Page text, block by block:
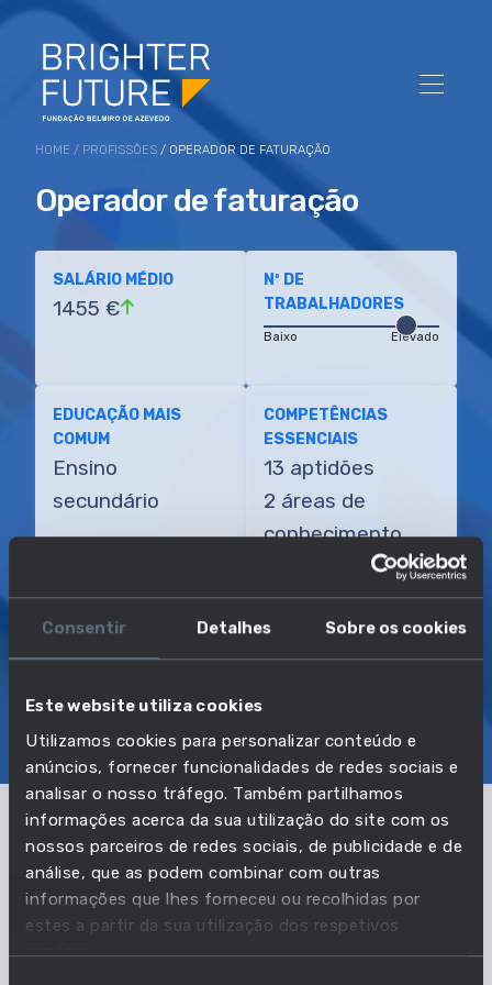
Consentir Detalhes Sobre os cookies
Este website utiliza cookies
Utilizamos cookies para personalizar conteúdo e
anúncios, fornecer funcionalidades de redes sociais e
analisar o nosso tráfego. Também partilhamos
informações acerca da sua utilização do site com os
nossos parceiros de redes sociais, de publicidade e de
análise, que as podem combinar com outras
informações que lhes forneceu ou recolhidas por
estes a partir da sua utilização dos respetivos
serviços.
HOME / PROFISSÕES / OPERADOR DE FATURAÇÃO
Operador de faturação
SALÁRIO MÉDIO
1455 €
Nº DE
TRABALHADORES
Baixo Elevado
EDUCAÇÃO MAIS
COMUM
Ensino
secundário
COMPETÊNCIAS
ESSENCIAIS
13 aptidões
2 áreas de
conhecimento
TRANSIÇÃO MAIS DIRETA
Assistente de contabilidade
SOBREEMPREGO E SALÁRIO
EDUCAÇÃO E COMPETÊNCIAS
TRANSIÇÕES
Pertencente à profissão:
Operadores de dados, de
contabilidade, estatística e serviços